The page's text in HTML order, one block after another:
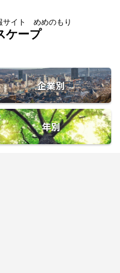
サイト めめのもり
ケープ
企業別
年別